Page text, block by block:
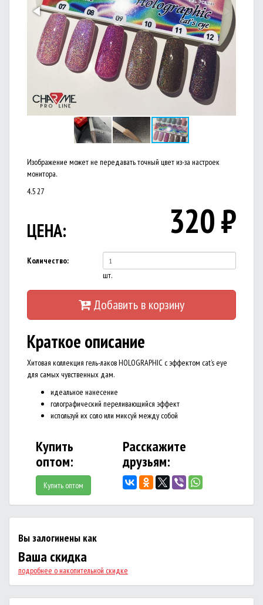
Изображение может не передавать точный цвет из-за настроек
монитора.
4.527
ЦЕНА: 320₽
Количество:
шт.
Добавить в корзину
Краткое описание
Хитовая коллекция гель-лаков HOLOGRAPHIC с эффектом cat’s eye
для самых чувственных дам.
идеальное нанесение
голографический переливающийся эффект
используй их соло или миксуй между собой
Купить
оптом:
Купить оптом
Расскажите
друзьям:
Вы залогинены как
Ваша скидка
подробнее о накопительной скидке